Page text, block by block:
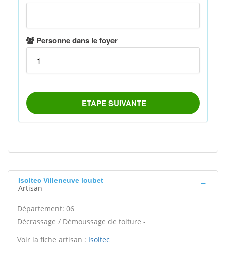
Isoltec Villeneuve loubet
Artisan
Département: 06
Décrassage / Démoussage de toiture -
Voir la fiche artisan : Isoltec